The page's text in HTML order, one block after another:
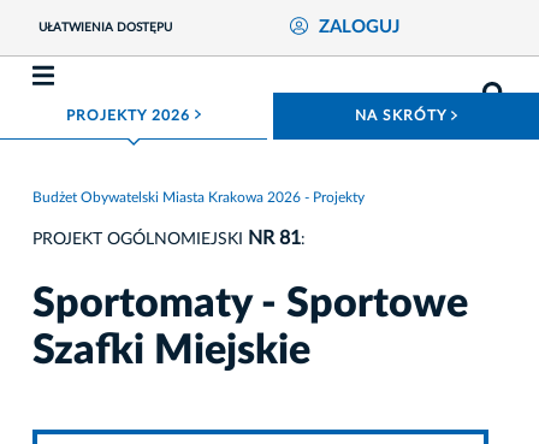
UŁATWIENIA DOSTĘPU ZALOGUJ
PROJEKTY 2026 ROZWIŃ MENU NA SKRÓTY
Budżet Obywatelski Miasta Krakowa 2026 - Projekty
PROJEKT OGÓLNOMIEJSKI NR 81:
Sportomaty - Sportowe
Szafki Miejskie